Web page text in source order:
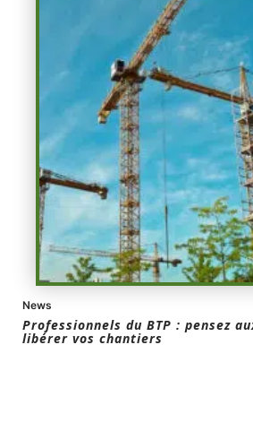
News
Professionnels du BTP : pensez
libérer vos chantiers